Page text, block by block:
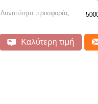
Δυνατότητα προσφοράς:
Καλύτερη τιμή